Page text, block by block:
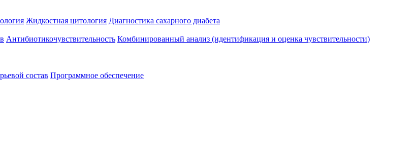
Жидкостная цитология Диагностика сахарного диабета
Антибиотикочувствительность Комбинированный анализ (идентификация и оценка чувствительности)
состав Программное обеспечение